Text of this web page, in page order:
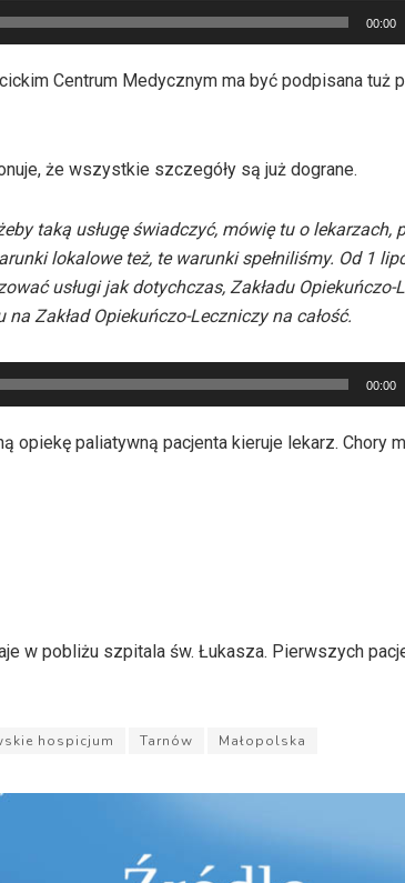
00:00
Centrum Medycznym ma być podpisana tuż
że wszystkie szczegóły są już dograne.
taką usługę świadczyć, mówię tu o lekarzach,
lokalowe też, te warunki spełniliśmy. Od 1
usługi jak dotychczas, Zakładu Opiekuńczo-
Zakład Opiekuńczo-Leczniczy na całość.
00:00
opiekę paliatywną pacjenta kieruje lekarz. Chory
w pobliżu szpitala św. Łukasza. Pierwszych
hospicjum Tarnów Małopolska